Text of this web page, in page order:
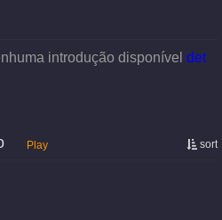
introdução disponível det
sort
Play